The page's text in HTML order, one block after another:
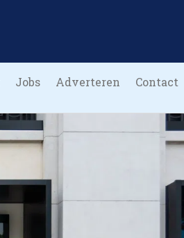
Jobs Adverteren Contact